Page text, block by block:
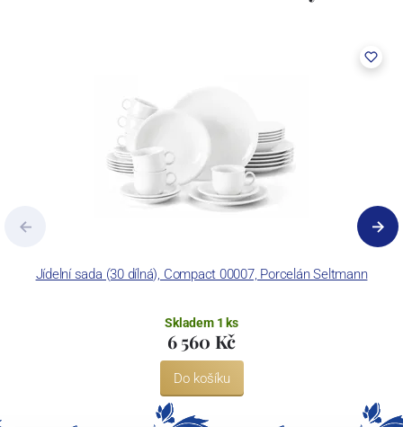
Jídelní sada (30 dílná), Compact 00007, Porcelán Seltmann
Skladem 1 ks
6 560 Kč
Do košíku